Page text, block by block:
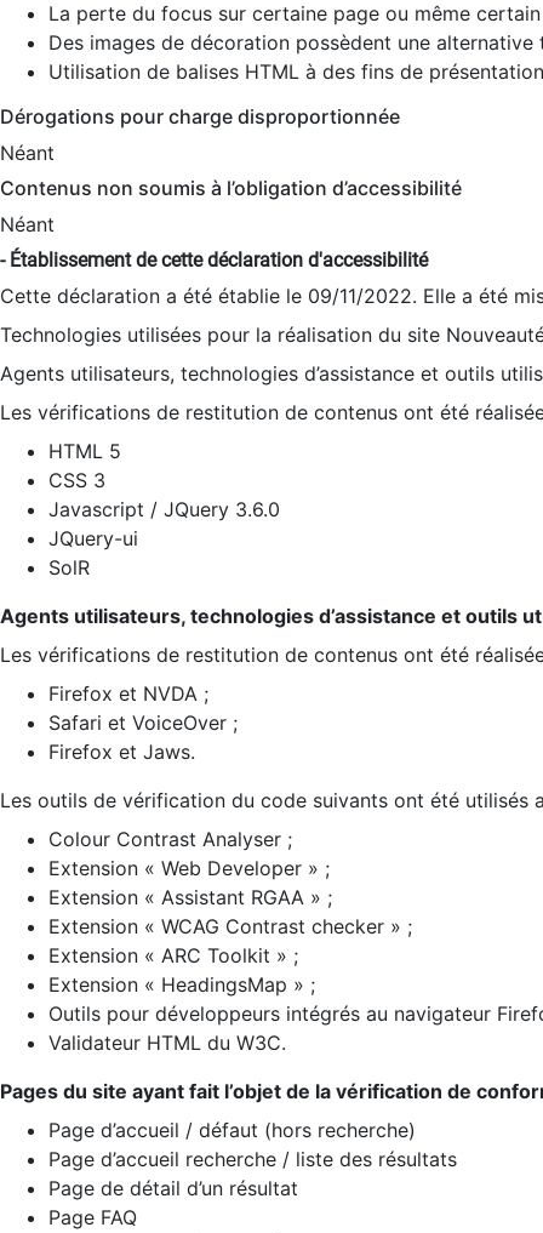
La perte du focus sur certaine page ou même
Des images de décoration possèdent une alternative
Utilisation de balises HTML à des fins de
Dérogations pour charge disproportionnée
Néant
Contenus non soumis à l’obligation d’accessibilité
Néant
- Établissement de cette déclaration d'accessibilité
Cette déclaration a été établie le 09/11/2022. Elle a été
Technologies utilisées pour la réalisation du site
Agents utilisateurs, technologies d’assistance et outils
Les vérifications de restitution de contenus ont été
HTML 5
CSS 3
Javascript / JQuery 3.6.0
JQuery-ui
SolR
Agents utilisateurs, technologies d’assistance et outils
Les vérifications de restitution de contenus ont été
Firefox et NVDA ;
Safari et VoiceOver ;
Firefox et Jaws.
Les outils de vérification du code suivants ont été utilisés
Colour Contrast Analyser ;
Extension « Web Developer » ;
Extension « Assistant RGAA » ;
Extension « WCAG Contrast checker » ;
Extension « ARC Toolkit » ;
Extension « HeadingsMap » ;
Outils pour développeurs intégrés au navigateur
Validateur HTML du W3C.
Pages du site ayant fait l’objet de la vérification de
Page d’accueil / défaut (hors recherche)
Page d’accueil recherche / liste des résultats
Page de détail d’un résultat
Page FAQ